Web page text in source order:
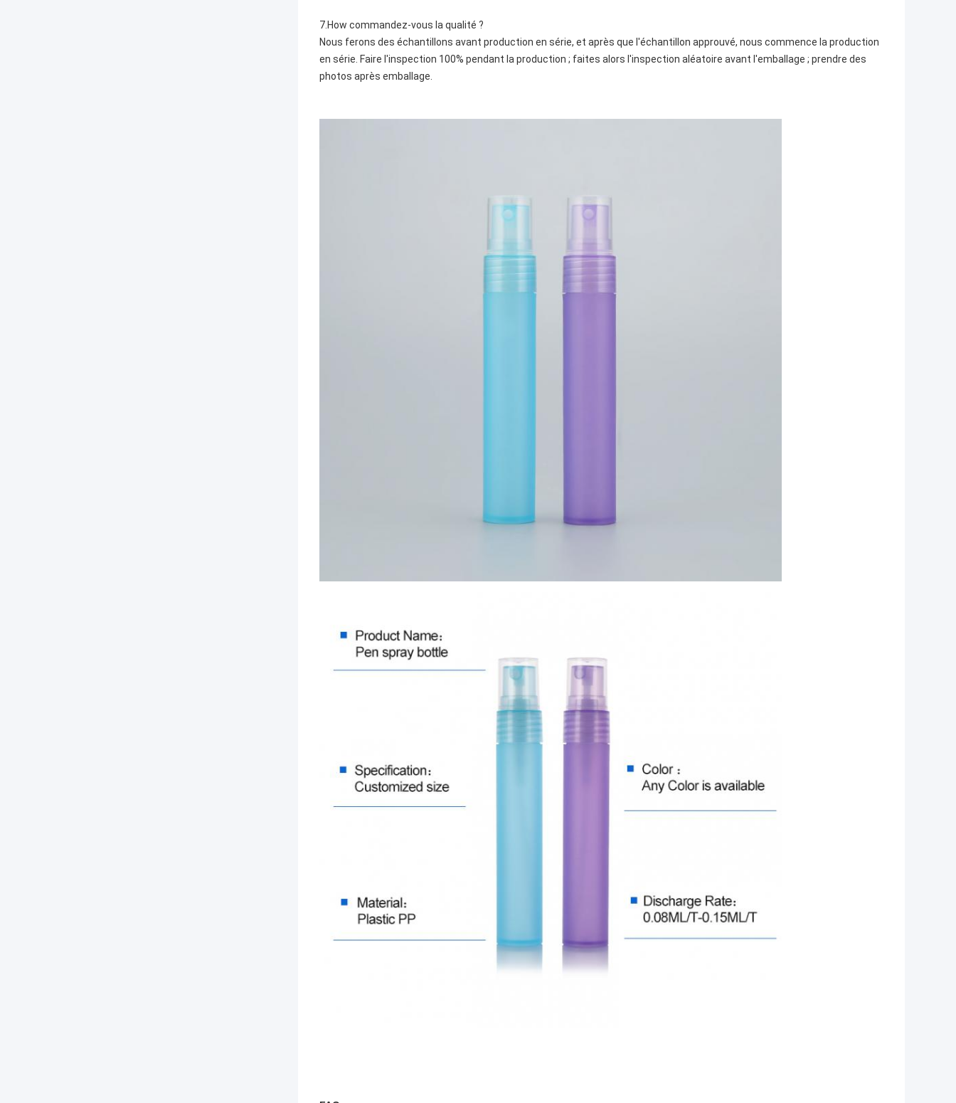
7.How commandez-vous la qualité ?
Nous ferons des échantillons avant production en série, et après que l'échantillon approuvé, nous commence la production
en série. Faire l'inspection 100% pendant la production ; faites alors l'inspection aléatoire avant l'emballage ; prendre des
photos après emballage.